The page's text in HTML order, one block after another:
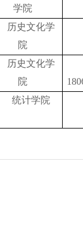
学院
历史文化学
院
历史文化学
院
统计学院